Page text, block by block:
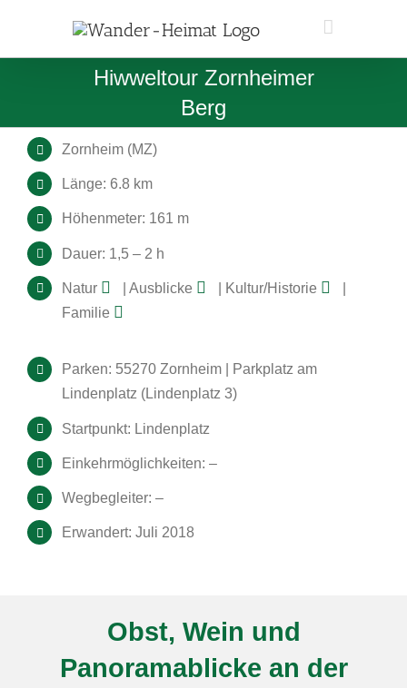
Hiwweltour Zornheimer
Berg
Zornheim (MZ)
Länge: 6.8 km
Höhenmeter: 161 m
Dauer: 1,5 – 2 h
Natur | Ausblicke | Kultur/Historie
Familie
Parken: 55270 Zornheim | Parkplatz am
Lindenplatz (Lindenplatz 3)
Startpunkt: Lindenplatz
Einkehrmöglichkeiten: –
Wegbegleiter: –
Erwandert: Juli 2018
Obst, Wein und
Panoramablicke an der